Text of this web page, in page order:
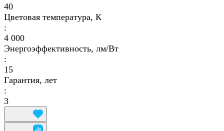
40
Цветовая температура, К
:
4 000
Энергоэффективность, лм/Вт
:
15
Гарантия, лет
:
3